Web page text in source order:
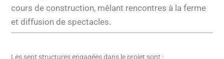
cours de construction, mêlant rencontres à la ferme
et diffusion de spectacles.
Les sept structures engagées dans le projet sont :